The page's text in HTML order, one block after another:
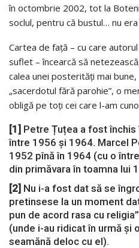
în octombrie 2002, tot la
soclul, pentru că bustul… nu
Cartea de față – cu care
suflet – încearcă să
calea unei posterități mai
„sacerdotul fără parohie”, o
obligă pe toți cei care l-am
[1] Petre Țuțea a fost
între 1956 și 1964. Marcel
1952 pînă în 1964 (cu o
din primăvara în toamna lui
[2] Nu i-a fost dat să se
pretinsese la un moment
pun de acord rasa cu
(unde i-au ridicat în urmă și
seamănă deloc cu el).